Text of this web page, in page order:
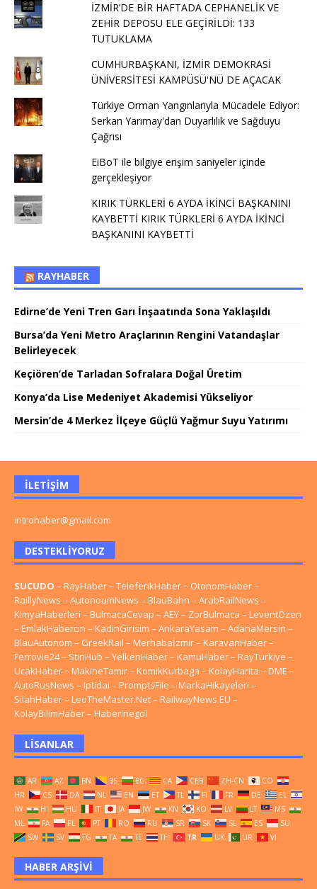
İZMİR’DE BİR HAFTADA CEPHANELİK VE
ZEHİR DEPOSU ELE GEÇİRİLDİ: 133
TUTUKLAMA
CUMHURBAŞKANI, İZMİR DEMOKRASİ
ÜNİVERSİTESİ KAMPÜSÜ'NÜ DE AÇACAK
Türkiye Orman Yangınlarıyla Mücadele Ediyor:
Serkan Yarımay'dan Duyarlılık ve Sağduyu
Çağrısı
EiBoT ile bilgiye erişim saniyeler içinde
gerçekleşiyor
KIRIK TÜRKLERİ 6 AYDA İKİNCİ BAŞKANINI
KAYBETTİ KIRIK TÜRKLERİ 6 AYDA İKİNCİ
BAŞKANINI KAYBETTİ
RAYHABER
Edirne’de Yeni Tren Garı İnşaatında Sona Yaklaşıldı
Bursa’da Yeni Metro Araçlarının Rengini Vatandaşlar
Belirleyecek
Keçiören’de Tarladan Sofralara Doğal Üretim
Konya’da Lise Medeniyet Akademisi Yükseliyor
Mersin’de 4 Merkez İlçeye Güçlü Yağmur Suyu Yatırımı
İLETIŞIM
introhaber@gmail.com
DESTEKLIYORUZ
SUCUDO – RayHaber– TeleferikHaber– OtonomHaber–
RaillyNews – AutonoumNews – BlauBahn – ArabRailNews –
KimyaHaberleri – BulmacaCevap – AEY– ZorBulmaca – LeventÖzen
– EmlakHabercin – KadinGirisim – AnkaraYasam – AdanaMersin –
BlauAutonom – GreekRail – Merhabaİzmir– KaravanHaber–
Ferrovie24– StiriHub – YelkenHaber– KamuHaber– RayTurkiye –
UcakHaber– MakineTamir– KomikKurbaga – KolayHarita – DME –
AutoRusNews – Iptidai – PromptsFile – MarkaHikayeleri –
SilahHaber– LeoTheMaster.Net– RailwayNews EU –
KolayBilimHaber– HaberInegol
LISANLAR
AR AZ BN BS BG CA CEB ZH-CN
CO
HR
CS DA NL EN ET TL FI FR DE
EL
IW
HI HU IT JA JW KN KO LV LT
MS
ML
FA PL PT RO RU SR SK SL ES
SU
SW
SV TG TA TE TH TR UK UR VI
HABER ARŞIVI